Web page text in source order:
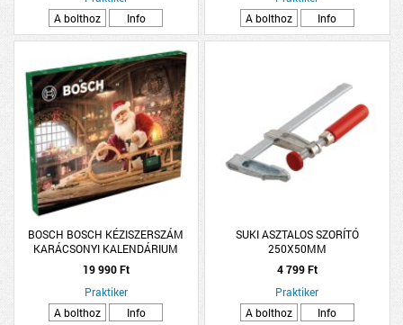
A bolthoz
Info
A bolthoz
Info
BOSCH BOSCH KÉZISZERSZÁM
KARÁCSONYI KALENDÁRIUM
19 990 Ft
Praktiker
A bolthoz
Info
SUKI ASZTALOS SZORÍTÓ
250X50MM
4 799 Ft
Praktiker
A bolthoz
Info